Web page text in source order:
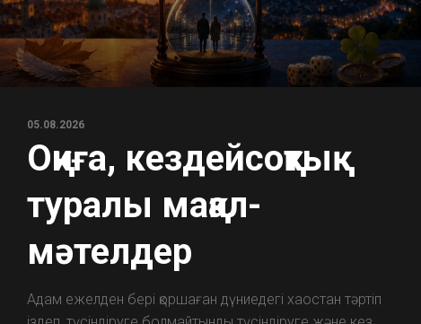
05.08.2026
Оқиға, кездейсоқтық
туралы мақал-
мәтелдер
Адам ежелден бері қоршаған дүниедегі хаостан тәртіп